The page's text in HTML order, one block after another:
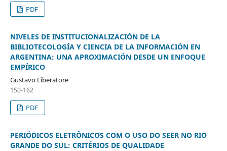
PDF
NIVELES DE INSTITUCIONALIZACIÓN DE LA
BIBLIOTECOLOGÍA Y CIENCIA DE LA INFORMACIÓN EN
ARGENTINA: UNA APROXIMACIÓN DESDE UN ENFOQUE
EMPÍRICO
Gustavo Liberatore
150-162
PDF
PERIÓDICOS ELETRÔNICOS COM O USO DO SEER NO RIO
GRANDE DO SUL: CRITÉRIOS DE QUALIDADE